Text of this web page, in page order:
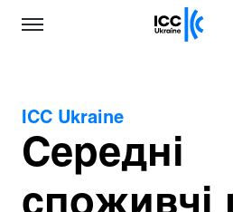
ICC Ukraine
Середні
споживчі